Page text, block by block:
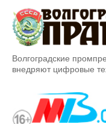
Волгоградские
внедряют цифровые